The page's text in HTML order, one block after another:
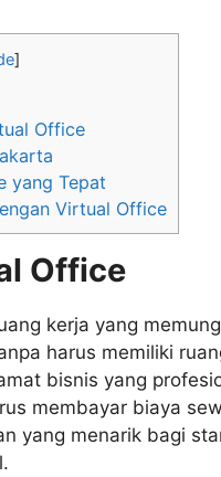
]
Office
yang Tepat
Virtual Office
Office
kerja yang
harus memiliki
bisnis yang
membayar biaya
yang menarik bagi